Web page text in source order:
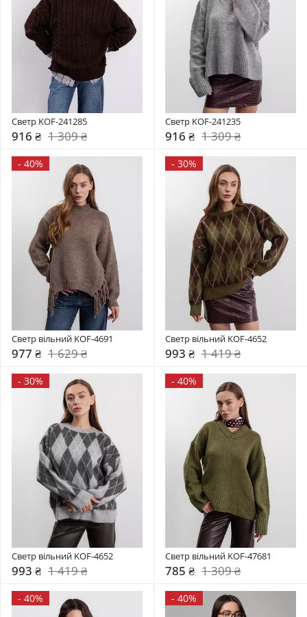
Светр KOF-241285
916 ₴ 1 309 ₴
Светр KOF-241235
916 ₴ 1 309 ₴
- 40%
Светр вільний KOF-4691
977 ₴ 1 629 ₴
- 30%
Светр вільний KOF-4652
993 ₴ 1 419 ₴
- 30%
Светр вільний KOF-4652
993 ₴ 1 419 ₴
- 40%
Светр вільний KOF-47681
785 ₴ 1 309 ₴
- 40% - 40%